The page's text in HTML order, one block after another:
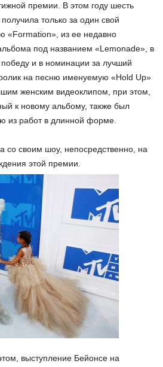
премии. В этом году шесть
только за один свой
«Formation», из ее недавно
под названием «Lemonade», в
и в номинации за лучший
на песню именуемую «Hold Up»
женским видеоклипом, при этом,
к новому альбому, также был
из работ в длинной форме.
со своим шоу, непосредственно, на
этой премии.
выступление Бейонсе на